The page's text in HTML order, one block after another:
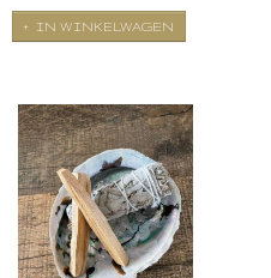
IN WINKELWAGEN